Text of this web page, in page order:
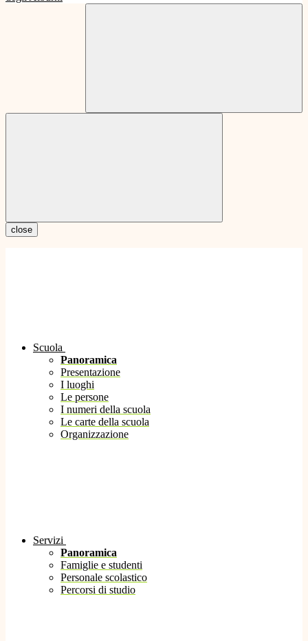
close
Scuola
Panoramica
Presentazione
I luoghi
Le persone
I numeri della scuola
Le carte della scuola
Organizzazione
Servizi
Panoramica
Famiglie e studenti
Personale scolastico
Percorsi di studio